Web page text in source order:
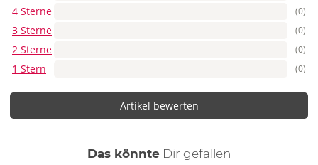
4 Sterne (0)
3 Sterne (0)
2 Sterne (0)
1 Stern (0)
Artikel bewerten
Das könnte Dir auch
gefallen